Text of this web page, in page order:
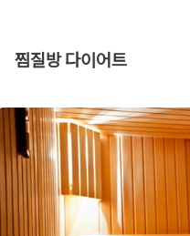
찜질방 다이어트